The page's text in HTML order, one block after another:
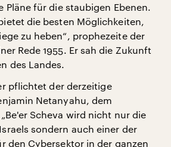
Pläne für die staubigen Ebenen.
die besten Möglichkeiten,
zu heben“, prophezeite der
Rede 1955. Er sah die Zukunft
des Landes.
pflichtet der derzeitige
Netanyahu, dem
Scheva wird nicht nur die
sondern auch einer der
den Cybersektor in der ganzen